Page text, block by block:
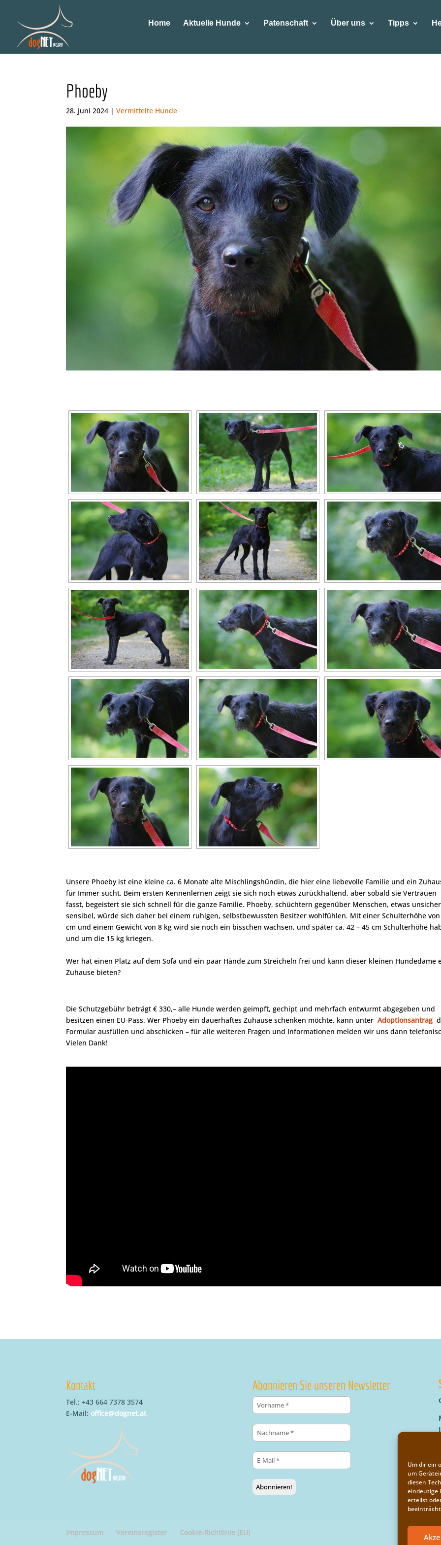
Um dir ein
um
diesen
eindeutige
erteilst
Home Aktuelle Hunde Patenschaft Über uns Tipps
Phoeby
28. Juni 2024 |Vermittelte Hunde
Unsere Phoeby ist eine kleine ca. 6 Monate alte Mischlingshündin, die hier eine liebevolle Familie und ein
für Immer sucht. Beim ersten Kennenlernen zeigt sie sich noch etwas zurückhaltend, aber sobald sie Vertrauen
fasst, begeistert sie sich schnell für die ganze Familie. Phoeby, schüchtern gegenüber Menschen, etwas
sensibel, würde sich daher bei einem ruhigen, selbstbewussten Besitzer wohlfühlen. Mit einer Schulterhöhe
cm und einem Gewicht von 8 kg wird sie noch ein bisschen wachsen, und später ca. 42 – 45 cm Schulterhöhe
und um die 15 kg kriegen.
Wer hat einen Platz auf dem Sofa und ein paar Hände zum Streicheln frei und kann dieser kleinen Hundedame
Zuhause bieten?
Die Schutzgebühr beträgt € 330,– alle Hunde werden geimpft, gechipt und mehrfach entwurmt abgegeben und
besitzen einen EU-Pass. Wer Phoeby ein dauerhaftes Zuhause schenken möchte, kann unterAdoptionsantrag
Formular ausfüllen und abschicken – für alle weiteren Fragen und Informationen melden wir uns dann
Vielen Dank!
Kontakt
Tel.: +43 664 7378 3574
E-Mail: office@dognet.at
Abonnieren Sie unseren Newsletter
Impressum Vereinsregister Cookie-Richtlinie (EU)